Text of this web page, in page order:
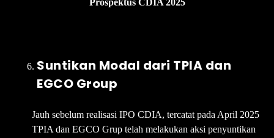
Prospektus CDIA 2025
Suntikan Modal dari TPIA dan
EGCO Group
Jauh sebelum realisasi IPO CDIA, tercatat pada April 2025
TPIA dan EGCO Grup telah melakukan aksi penyuntikan